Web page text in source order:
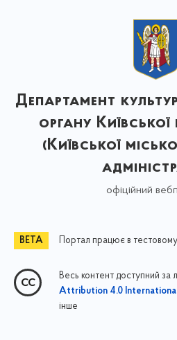
Департамент
органу Київської
(Київської
офіційний
Портал працює в
Весь контент доступний за
Attribution 4.0
інше